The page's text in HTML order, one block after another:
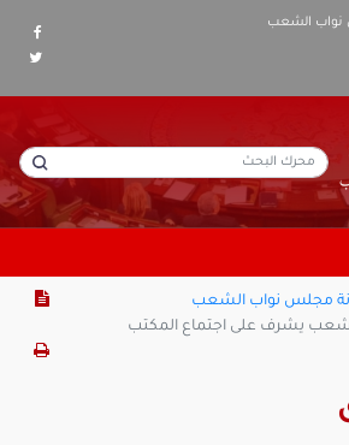
الشعب
مجلس نواب الشعب
يشرف على اجتماع المكتب